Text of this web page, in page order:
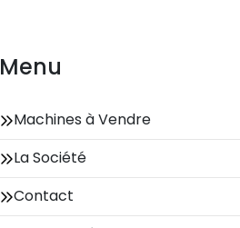
Menu
Machines à Vendre
La Société
Contact